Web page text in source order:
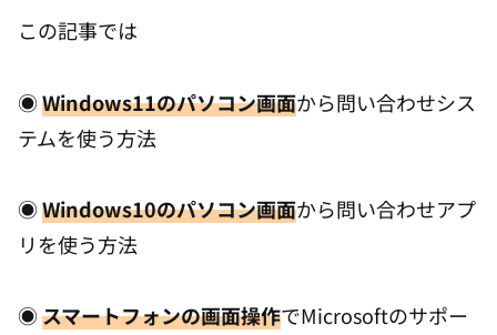
この記事では
◉Windows11のパソコン画面から問い合わせシス
テムを使う方法
◉Windows10のパソコン画面から問い合わせアプ
リを使う方法
◉スマートフォンの画面操作でMicrosoftのサポー